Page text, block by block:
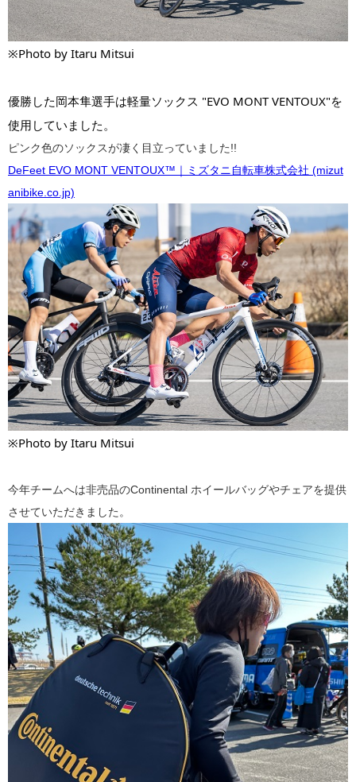
※Photo by Itaru Mitsui
優勝した岡本隼選手は軽量ソックス "EVO MONT VENTOUX"を
使用していました。
ピンク色のソックスが凄く目立っていました!!
DeFeet EVO MONT VENTOUX™｜ミズタニ自転車株式会社 (mizut
anibike.co.jp)
※Photo by Itaru Mitsui
今年チームへは非売品のContinental ホイールバッグやチェアを提供
させていただきました。